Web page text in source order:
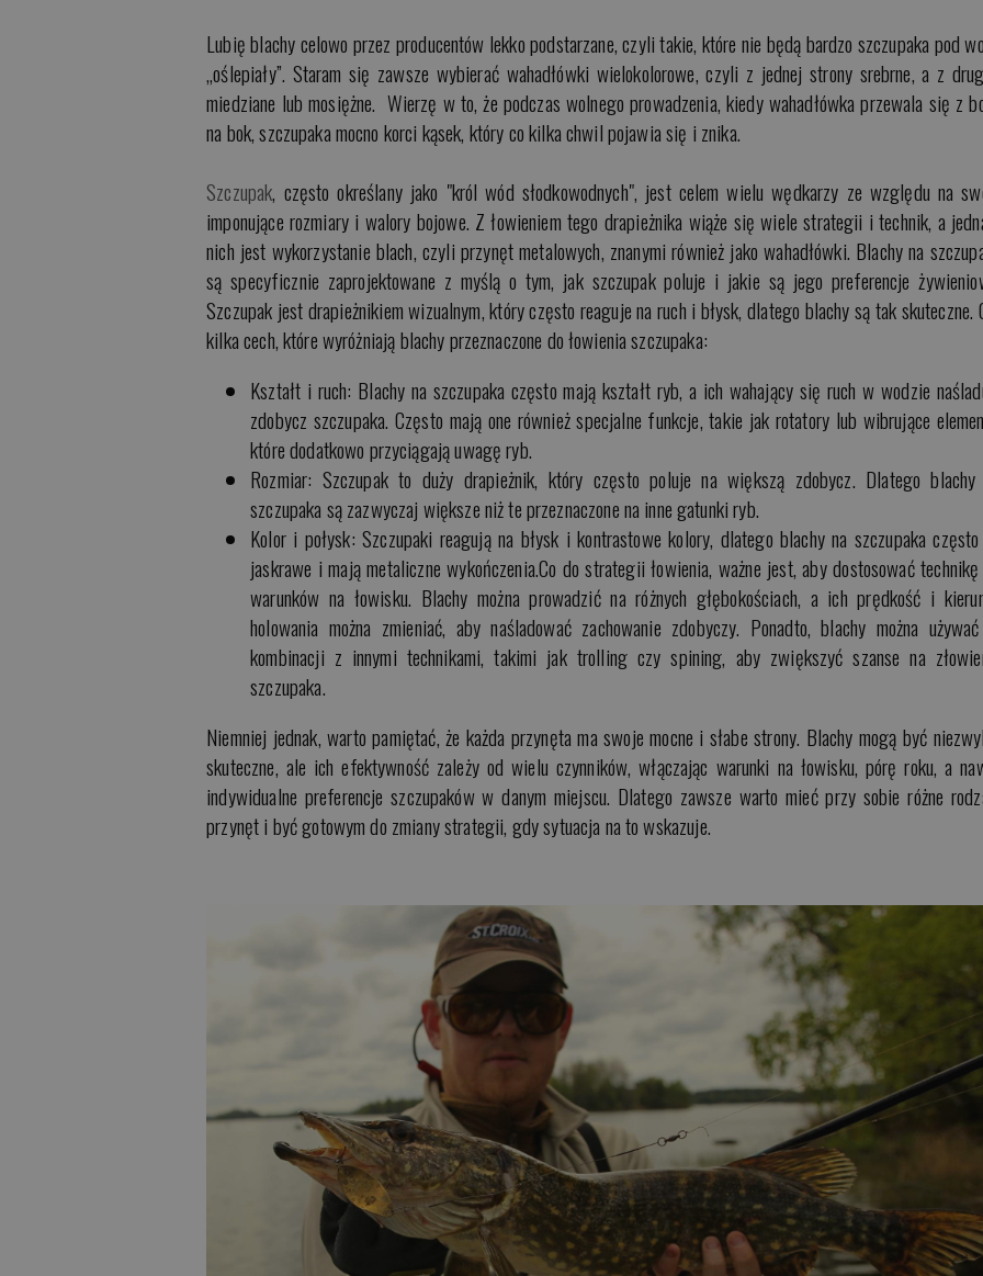
Lubię blachy celowo przez producentów lekko podstarzane, czyli takie, które nie będą bardzo szczupaka pod
„oślepiały”. Staram się zawsze wybierać wahadłówki wielokolorowe, czyli z jednej strony srebrne, a z
miedziane lub mosiężne. Wierzę w to, że podczas wolnego prowadzenia, kiedy wahadłówka przewala się z
na bok, szczupaka mocno korci kąsek, który co kilka chwil pojawia się i znika.
Szczupak , często określany jako "król wód słodkowodnych", jest celem wielu wędkarzy ze względu na
imponujące rozmiary i walory bojowe. Z łowieniem tego drapieżnika wiąże się wiele strategii i technik, a
nich jest wykorzystanie blach, czyli przynęt metalowych, znanymi również jako wahadłówki. Blachy na
są specyficznie zaprojektowane z myślą o tym, jak szczupak poluje i jakie są jego preferencje
Szczupak jest drapieżnikiem wizualnym, który często reaguje na ruch i błysk, dlatego blachy są tak skuteczne.
kilka cech, które wyróżniają blachy przeznaczone do łowienia szczupaka:
Kształt i ruch: Blachy na szczupaka często mają kształt ryb, a ich wahający się ruch w wodzie
zdobycz szczupaka. Często mają one również specjalne funkcje, takie jak rotatory lub wibrujące
które dodatkowo przyciągają uwagę ryb.
Rozmiar: Szczupak to duży drapieżnik, który często poluje na większą zdobycz. Dlatego blachy
szczupaka są zazwyczaj większe niż te przeznaczone na inne gatunki ryb.
Kolor i połysk: Szczupaki reagują na błysk i kontrastowe kolory, dlatego blachy na szczupaka
jaskrawe i mają metaliczne wykończenia.Co do strategii łowienia, ważne jest, aby dostosować
warunków na łowisku. Blachy można prowadzić na różnych głębokościach, a ich prędkość i
holowania można zmieniać, aby naśladować zachowanie zdobyczy. Ponadto, blachy można
kombinacji z innymi technikami, takimi jak trolling czy spining, aby zwiększyć szanse na
szczupaka.
Niemniej jednak, warto pamiętać, że każda przynęta ma swoje mocne i słabe strony. Blachy mogą być
skuteczne, ale ich efektywność zależy od wielu czynników, włączając warunki na łowisku, pórę roku, a
indywidualne preferencje szczupaków w danym miejscu. Dlatego zawsze warto mieć przy sobie różne
przynęt i być gotowym do zmiany strategii, gdy sytuacja na to wskazuje.